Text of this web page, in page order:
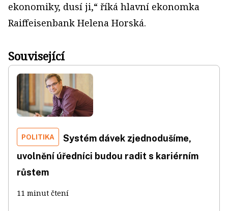
ekonomiky, dusí ji,“ říká hlavní ekonomka
Raiffeisenbank Helena Horská.
Související
POLITIKA
Systém dávek zjednodušíme,
uvolnění úředníci budou radit s kariérním
růstem
11 minut čtení